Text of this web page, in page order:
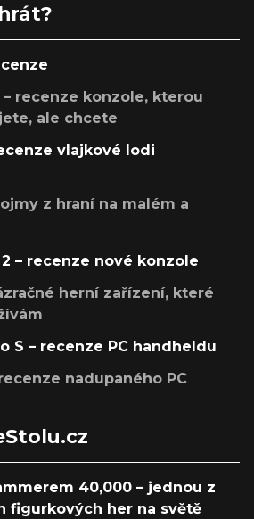
– recenze konzole, kterou
ale chcete
vlajkové lodi
z hraní na malém a
– recenze nové konzole
herní zařízení, které
S – recenze PC handheldu
nadupaného PC
40,000 – jednou z
figurkových her na světě